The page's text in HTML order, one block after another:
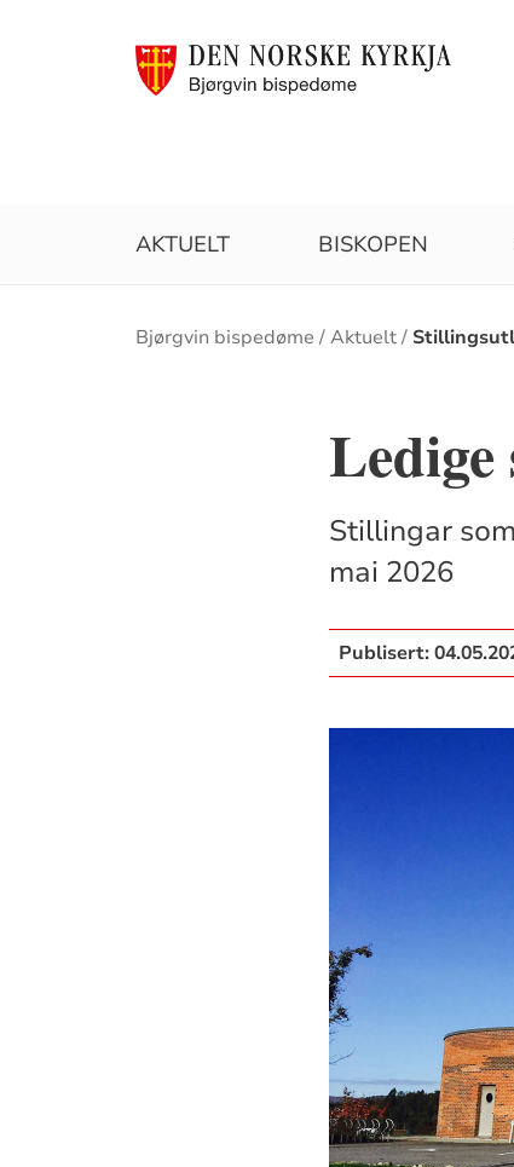
AKTUELT BISKOPEN
Brødsmulesti
Bjørgvin bispedøme Aktuelt
Stillingar
mai 2026
Publisert: